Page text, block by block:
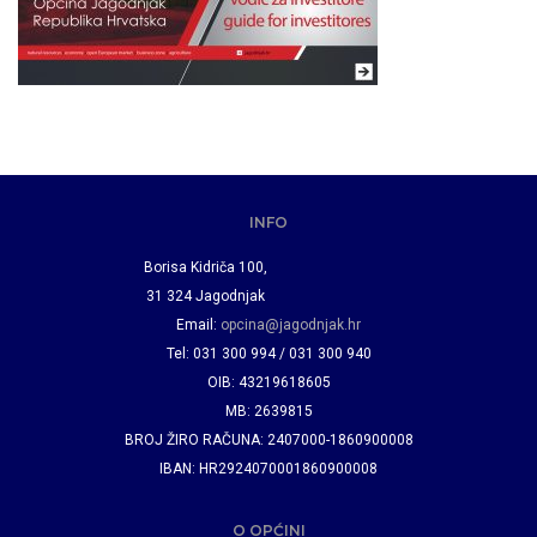
INFO
Borisa Kidriča 100,
31 324 Jagodnjak
Email: opcina@jagodnjak.hr
Tel: 031 300 994 / 031 300 940
OIB: 43219618605
MB: 2639815
BROJ ŽIRO RAČUNA: 2407000-1860900008
IBAN: HR2924070001860900008
O OPĆINI